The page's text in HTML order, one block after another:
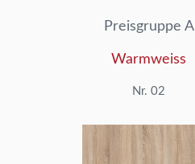
Preisgruppe A
Warmweiss
Nr. 02